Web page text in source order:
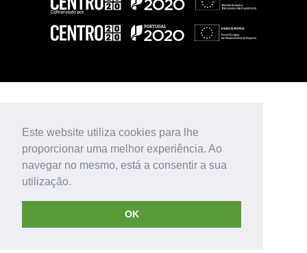
Este website utiliza cookies para lhe
proporcionar uma melhor experiência. Ao
navegar no mesmo, está a consentir a sua
utilização.
OK